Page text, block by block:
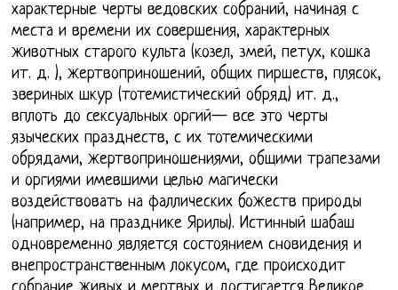
характерные черты ведовских собраний, начиная с
места и времени их совершения, характерных
животных старого культа (козел, змей, петух, кошка
ит. д. ), жертвоприношений, общих пиршеств, плясок,
звериных шкур (тотемистический обряд) ит. д.,
вплоть до сексуальных оргий— все это черты
языческих празднеств, с их тотемическими
обрядами, жертвоприношениями, общими трапезами
и оргиями имевшими целью магически
воздействовать на фаллических божеств природы
(например, на празднике Ярилы). Истинный шабаш
одновременно является состоянием сновидения и
внепространственным локусом, где происходит